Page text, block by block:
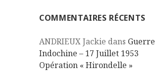
COMMENTAIRES RÉCENTS
ANDRIEUX Jackie dans Guerre
Indochine – 17 Juillet 1953
Opération « Hirondelle »